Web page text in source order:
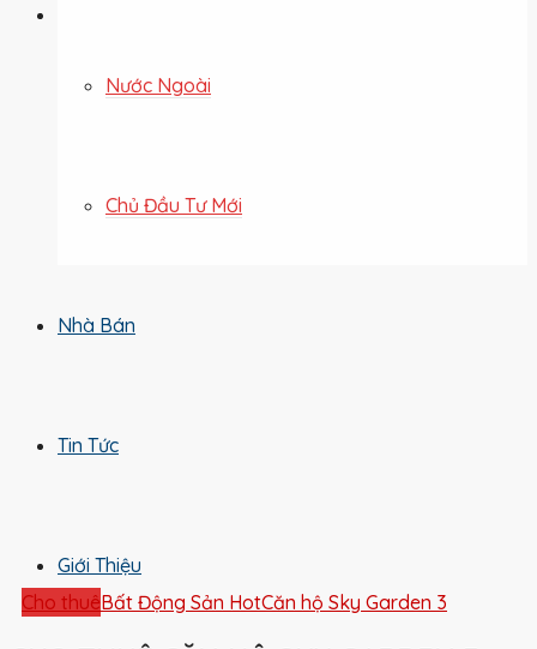
Nước Ngoài
Chủ Đầu Tư Mới
Nhà Bán
Tin Tức
Giới Thiệu
Cho thuêBất Động Sản HotCăn hộ Sky Garden 3